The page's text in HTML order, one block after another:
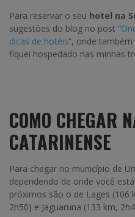
Para reservar o seu hotel na
sugestões do blog no post “
dicas de hotéis“, onde
fiquei hospedado nas minhas
COMO CHEGAR
CATARINENSE
Para chegar no município de
dependendo de onde você
próximos são o de Lages (106
2h50) e Jaguaruna (133 km,